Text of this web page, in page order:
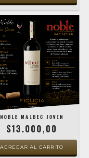
NOBLE MALBEC JOVEN
$13.000,00